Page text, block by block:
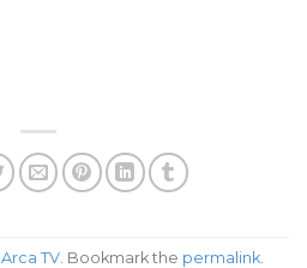
Arca TV. Bookmark the permalink.